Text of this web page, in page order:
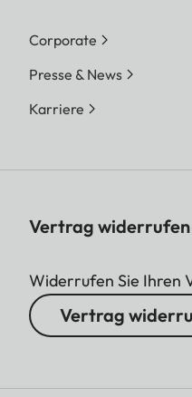
Corporate
Presse & News
Karriere
Vertrag widerrufen
Widerrufen Sie Ihren
Vertrag